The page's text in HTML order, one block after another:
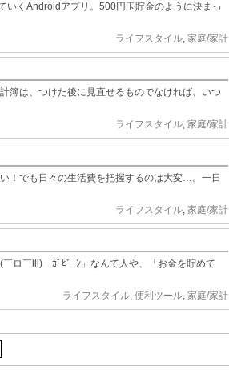
いくAndroidアプリ。500円玉貯金のように決まっ
ライフスタイル, 家庭/家計
簿は、つけた後に見直せるものでなければ、いつ
ライフスタイル, 家庭/家計
！でも日々の生活費を把握するのは大変…。一日
ライフスタイル, 家庭/家計
￣ロ￣lll) ｶﾞﾋﾞｰﾝ」なんて人や、「お金を貯めて
ライフスタイル, 便利ツール, 家庭/家計